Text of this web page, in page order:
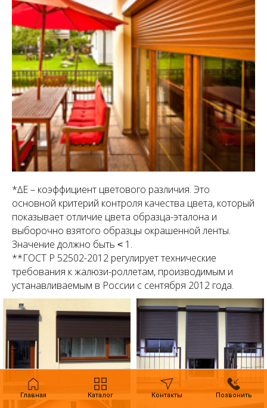
*∆Е – коэффициент цветового различия. Это
основной критерий контроля качества цвета, который
показывает отличие цвета образца-эталона и
выборочно взятого образцы окрашенной ленты.
Значение должно быть ˂ 1.
**ГОСТ Р 52502-2012 регулирует технические
требования к жалюзи-роллетам, производимым и
устанавливаемым в России с сентября 2012 года.
Главная Каталог Контакты Позвонить